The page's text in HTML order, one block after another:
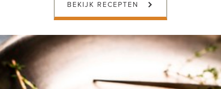
BEKIJK RECEPTEN